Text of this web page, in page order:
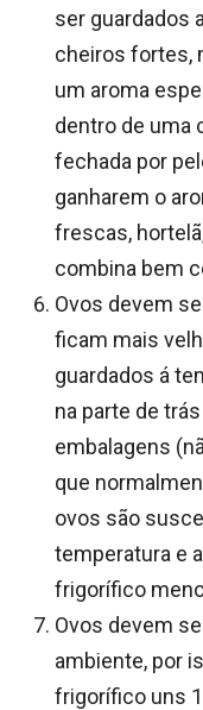
ser guardados
cheiros fortes,
um aroma
dentro de uma
fechada por
ganharem o
frescas,
combina bem
Ovos devem
ficam mais
guardados á
na parte de
embalagens
que
ovos são
temperatura e
frigorífico
Ovos devem
ambiente, por
frigorífico uns